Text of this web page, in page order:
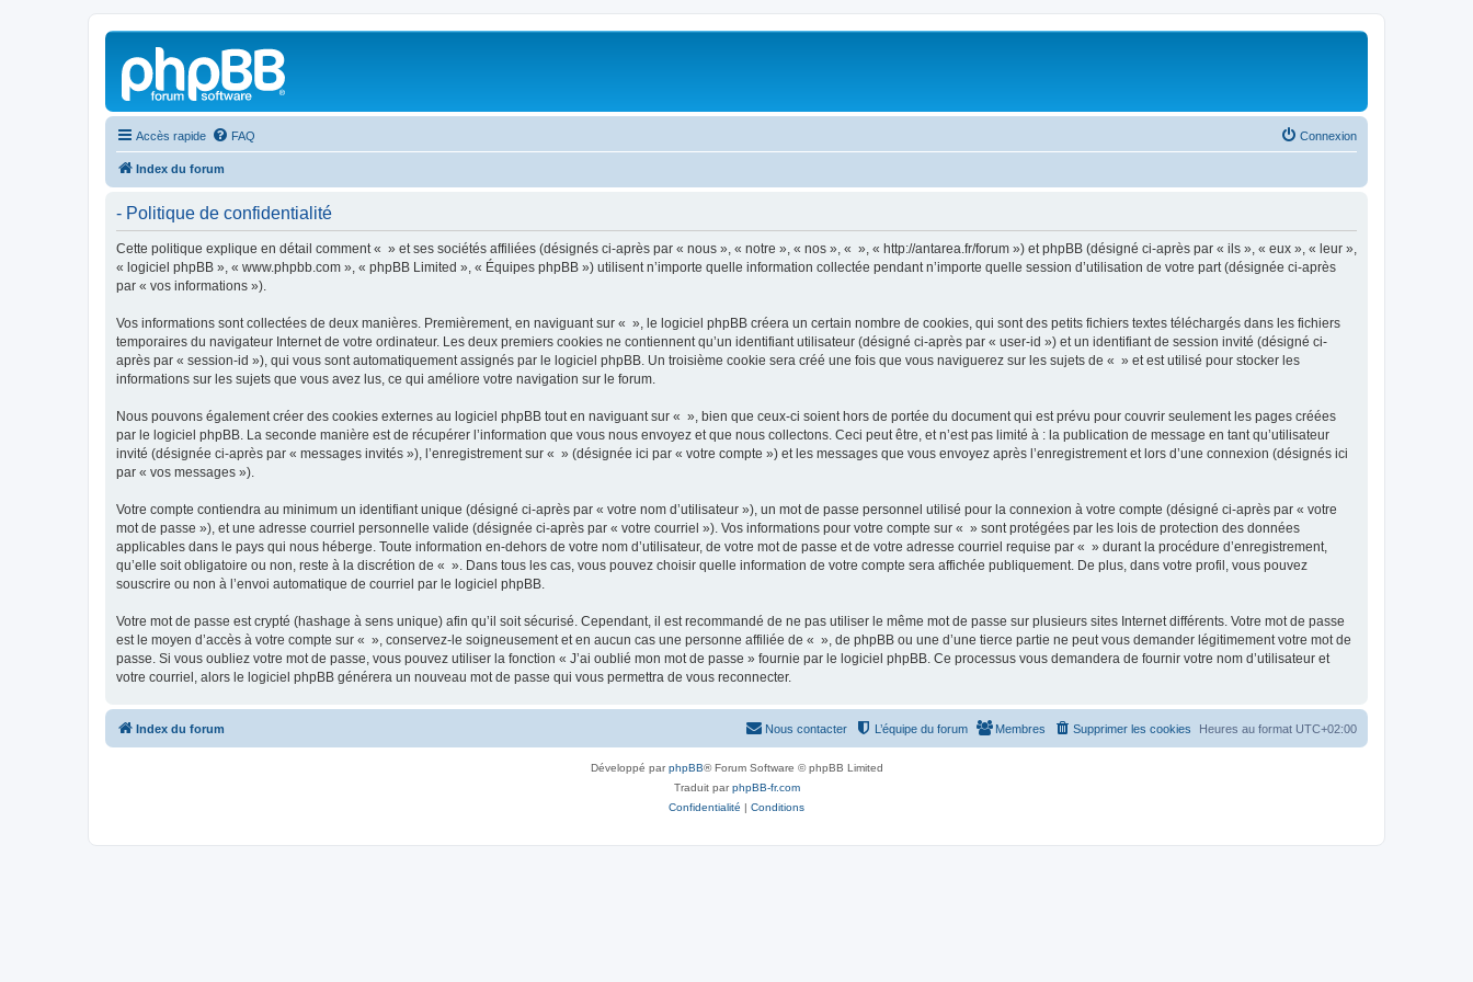
Accès rapide FAQ Connexion
Index du forum
- Politique de confidentialité
Cette politique explique en détail comment « » et ses sociétés affiliées (désignés ci-après par « nous », « notre », « nos », « », « http://antarea.fr/forum ») et phpBB (désigné ci-après par « ils », « eux », « leur »,
« logiciel phpBB », « www.phpbb.com », « phpBB Limited », « Équipes phpBB ») utilisent n’importe quelle information collectée pendant n’importe quelle session d’utilisation de votre part (désignée ci-après
par « vos informations »).
Vos informations sont collectées de deux manières. Premièrement, en naviguant sur « », le logiciel phpBB créera un certain nombre de cookies, qui sont des petits fichiers textes téléchargés dans les fichiers
temporaires du navigateur Internet de votre ordinateur. Les deux premiers cookies ne contiennent qu’un identifiant utilisateur (désigné ci-après par « user-id ») et un identifiant de session invité (désigné ci-
après par « session-id »), qui vous sont automatiquement assignés par le logiciel phpBB. Un troisième cookie sera créé une fois que vous naviguerez sur les sujets de « » et est utilisé pour stocker les
informations sur les sujets que vous avez lus, ce qui améliore votre navigation sur le forum.
Nous pouvons également créer des cookies externes au logiciel phpBB tout en naviguant sur « », bien que ceux-ci soient hors de portée du document qui est prévu pour couvrir seulement les pages créées
par le logiciel phpBB. La seconde manière est de récupérer l’information que vous nous envoyez et que nous collectons. Ceci peut être, et n’est pas limité à : la publication de message en tant qu’utilisateur
invité (désignée ci-après par « messages invités »), l’enregistrement sur « » (désignée ici par « votre compte ») et les messages que vous envoyez après l’enregistrement et lors d’une connexion (désignés ici
par « vos messages »).
Votre compte contiendra au minimum un identifiant unique (désigné ci-après par « votre nom d’utilisateur »), un mot de passe personnel utilisé pour la connexion à votre compte (désigné ci-après par « votre
mot de passe »), et une adresse courriel personnelle valide (désignée ci-après par « votre courriel »). Vos informations pour votre compte sur « » sont protégées par les lois de protection des données
applicables dans le pays qui nous héberge. Toute information en-dehors de votre nom d’utilisateur, de votre mot de passe et de votre adresse courriel requise par « » durant la procédure d’enregistrement,
qu’elle soit obligatoire ou non, reste à la discrétion de « ». Dans tous les cas, vous pouvez choisir quelle information de votre compte sera affichée publiquement. De plus, dans votre profil, vous pouvez
souscrire ou non à l’envoi automatique de courriel par le logiciel phpBB.
Votre mot de passe est crypté (hashage à sens unique) afin qu’il soit sécurisé. Cependant, il est recommandé de ne pas utiliser le même mot de passe sur plusieurs sites Internet différents. Votre mot de passe
est le moyen d’accès à votre compte sur « », conservez-le soigneusement et en aucun cas une personne affiliée de « », de phpBB ou une d’une tierce partie ne peut vous demander légitimement votre mot de
passe. Si vous oubliez votre mot de passe, vous pouvez utiliser la fonction « J’ai oublié mon mot de passe » fournie par le logiciel phpBB. Ce processus vous demandera de fournir votre nom d’utilisateur et
votre courriel, alors le logiciel phpBB générera un nouveau mot de passe qui vous permettra de vous reconnecter.
Index du forum Heures au format UTC+02:00
Supprimer les cookies
Membres
L’équipe du forum
Nous contacter
Développé parphpBB® Forum Software © phpBB Limited
Traduit parphpBB-fr.com
Confidentialité | Conditions